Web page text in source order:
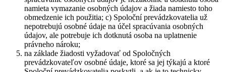
namieta vymazanie osobných údajov a žiada namiesto toho
obmedzenie ich použitia; c) Spoloční prevádzkovatelia už
nepotrebujú osobné údaje na účel spracúvania osobných
údajov, ale potrebuje ich dotknutá osoba na uplatnenie
právneho nároku;
na základe žiadosti vyžadovať od Spoločných
prevádzkovateľov osobné údaje, ktoré sa jej týkajú a ktoré